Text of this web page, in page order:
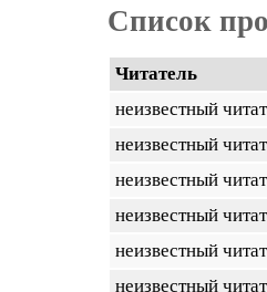
Список
Читатель
неизвестный
неизвестный
неизвестный
неизвестный
неизвестный
неизвестный